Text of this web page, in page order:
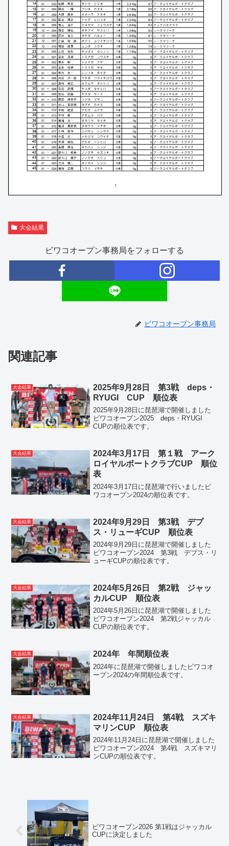
大会結果
ビワコオープン事務局をフォローする
ビワコオープン事務局
関連記事
大会結果
2025年9月28日 第3戦 deps・
RYUGI CUP 順位表
2025年9月28日に琵琶湖で開催しました
ビワコオープン2025 deps・RYUGI
CUPの順位表です。
大会結果
2024年3月17日 第１戦 アーク
ロイヤルボートクラブCUP 順位
表
2024年3月17日に琵琶湖で行いましたビ
ワコオープン2024の順位表です。
大会結果
2024年9月29日 第3戦 デプ
ス・リューギCUP 順位表
2024年9月29日に琵琶湖で開催しました
ビワコオープン2024 第3戦 デプス・リ
ューギCUPの順位表です。
大会結果
2024年5月26日 第2戦 ジャッ
カルCUP 順位表
2024年5月26日に琵琶湖で開催しました
ビワコオープン2024 第2戦ジャッカル
CUPの順位表です。
大会結果 2024年 年間順位表
2024年に琵琶湖で開催しましたビワコオ
ープン2024の年間順位表です。
大会結果
2024年11月24日 第4戦 スズキ
マリンCUP 順位表
2024年11月24日に琵琶湖で開催しました
ビワコオープン2024 第4戦 スズキマリ
ンCUPの順位表です。
ビワコオープン2026 第1戦はジャッカル
CUPに決定しました